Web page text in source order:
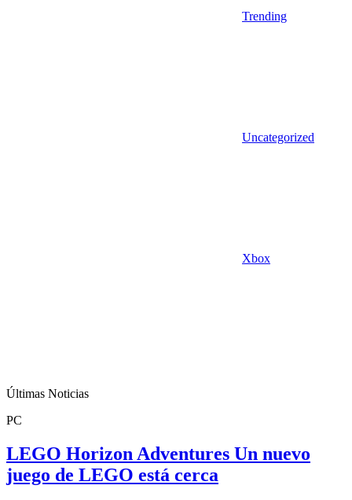
Trending
Uncategorized
Xbox
Últimas Noticias
PC
LEGO Horizon Adventures Un nuevo
juego de LEGO está cerca